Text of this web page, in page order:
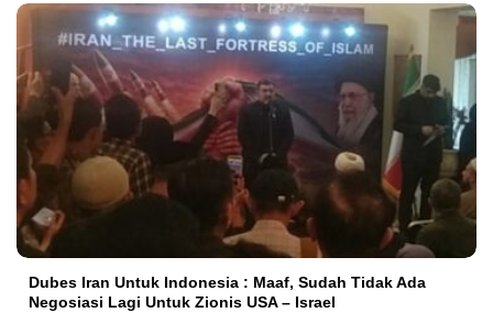
Dubes Iran Untuk Indonesia : Maaf, Sudah Tidak Ada
Negosiasi Lagi Untuk Zionis USA – Israel